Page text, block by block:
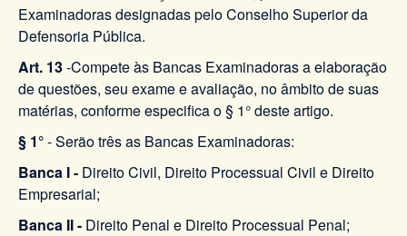
Examinadoras designadas pelo Conselho Superior da
Defensoria Pública.
Art. 13-Compete às Bancas Examinadoras a elaboração
de questões, seu exame e avaliação, no âmbito de suas
matérias, conforme especifica o § 1° deste artigo.
§ 1°- Serão três as Bancas Examinadoras:
Banca I - Direito Civil, Direito Processual Civil e Direito
Empresarial;
Banca II - Direito Penal e Direito Processual Penal;